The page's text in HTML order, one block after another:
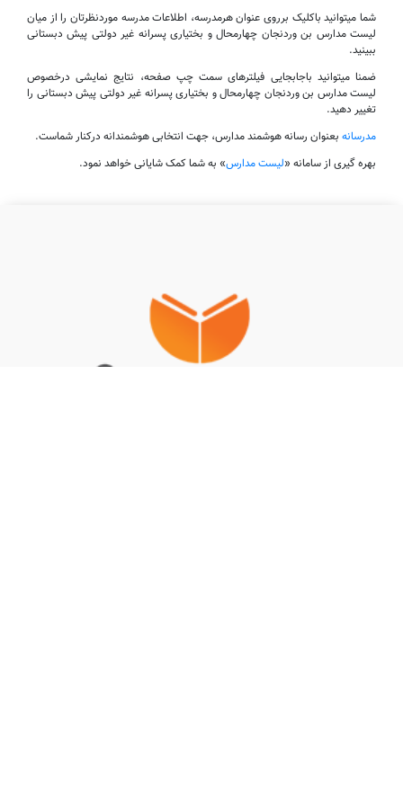
شما میتوانید باکلیک برروی عنوان هرمدرسه، اطلاعات مدرسه موردنظرتان را از میان
لیست مدارس بن وردنجان چهارمحال و بختیاری پسرانه غیر دولتی پیش دبستانی
ببینید.
ضمنا میتوانید باجابجایی فیلترهای سمت چپ صفحه، نتایج نمایشی درخصوص
لیست مدارس بن وردنجان چهارمحال و بختیاری پسرانه غیر دولتی پیش دبستانی را
تغییر دهید.
مدرسانه بعنوان رسانه هوشمند مدارس، جهت انتخابی هوشمندانه درکنار شماست.
بهره گیری از سامانه «لیست مدارس» به شما کمک شایانی خواهد نمود.